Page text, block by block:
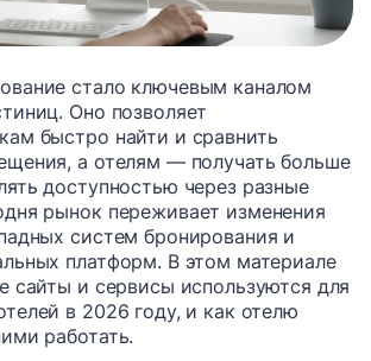
стало ключевым каналом
Оно позволяет
быстро найти и сравнить
а отелям — получать больше
доступностью через разные
рынок переживает изменения
систем бронирования и
платформ. В этом материале
сайты и сервисы используются для
в 2026 году, и как отелю
работать.